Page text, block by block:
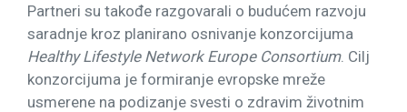
Partneri su takođe razgovarali o budućem razvoju
saradnje kroz planirano osnivanje konzorcijuma
Healthy Lifestyle Network Europe Consortium. Cilj
konzorcijuma je formiranje evropske mreže
usmerene na podizanje svesti o zdravim životnim